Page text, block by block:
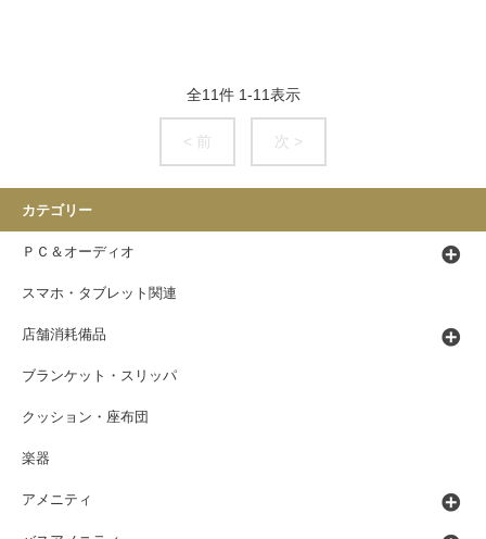
全11件 1-11表示
< 前 次 >
カテゴリー
ＰＣ＆オーディオ
スマホ・タブレット関連
店舗消耗備品
ブランケット・スリッパ
クッション・座布団
楽器
アメニティ